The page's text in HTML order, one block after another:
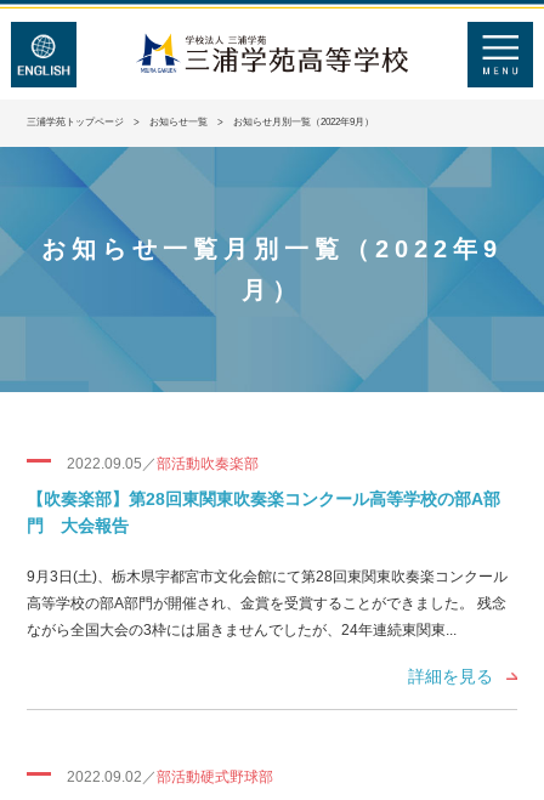
三浦学苑トップページ >お知らせ一覧 > お知らせ月別一覧（2022年9月）
お知らせ一覧月別一覧（2022年9
月）
2022.09.05／部活動吹奏楽部
【吹奏楽部】第28回東関東吹奏楽コンクール高等学校の部A部
門 大会報告
9月3日(土)、栃木県宇都宮市文化会館にて第28回東関東吹奏楽コンクール
高等学校の部A部門が開催され、金賞を受賞することができました。 残念
ながら全国大会の3枠には届きませんでしたが、24年連続東関東...
詳細を見る
2022.09.02／部活動硬式野球部